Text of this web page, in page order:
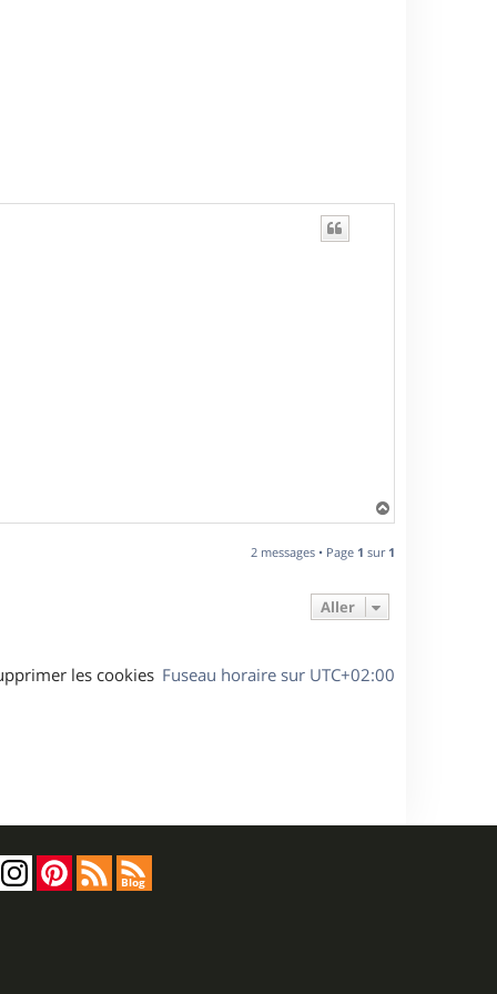
a
t
2 messages • Page 1 sur 1
Aller
Fuseau horaire sur UTC+02:00
les cookies